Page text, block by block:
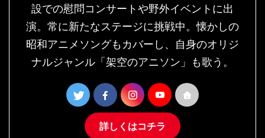
設での慰問コンサートや野外イベントに出
演。常に新たなステージに挑戦中。懐かしの
昭和アニメソングもカバーし、自身のオリジ
ナルジャンル「架空のアニソン」も歌う。
詳しくはコチラ